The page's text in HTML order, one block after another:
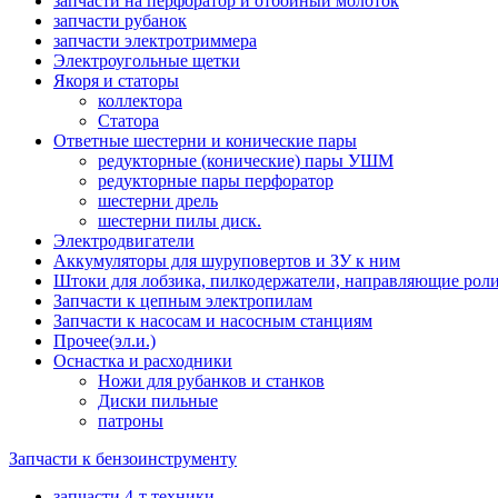
запчасти рубанок
запчасти электротриммера
Электроугольные щетки
Якоря и статоры
коллектора
Статора
Ответные шестерни и конические пары
редукторные (конические) пары УШМ
редукторные пары перфоратор
шестерни дрель
шестерни пилы диск.
Электродвигатели
Аккумуляторы для шуруповертов и ЗУ к ним
Штоки для лобзика, пилкодержатели, направляющие
Запчасти к цепным электропилам
Запчасти к насосам и насосным станциям
Прочее(эл.и.)
Оснастка и расходники
Ножи для рубанков и станков
Диски пильные
патроны
Запчасти к бензоинструменту